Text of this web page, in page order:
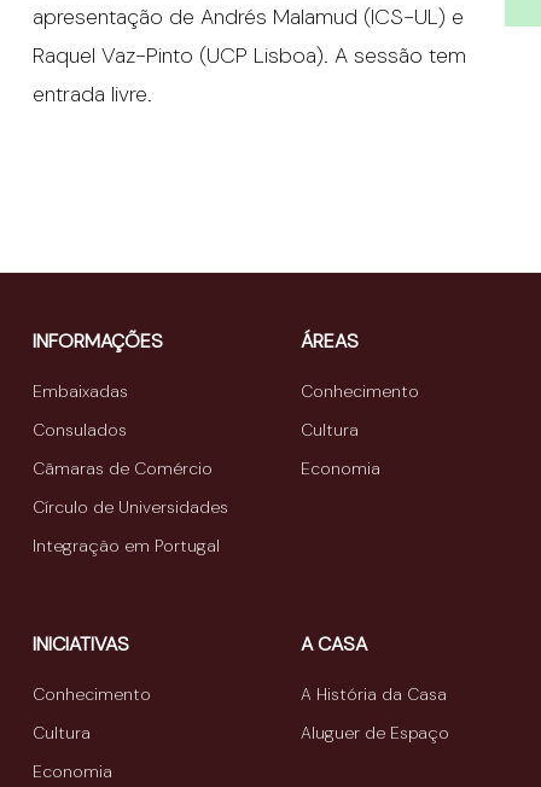
apresentação de Andrés Malamud (ICS-UL) e
Raquel Vaz-Pinto (UCP Lisboa). A sessão tem
entrada livre.
INFORMAÇÕES
Embaixadas
Consulados
Câmaras de Comércio
Círculo de Universidades
Integração em Portugal
ÁREAS
Conhecimento
Cultura
Economia
INICIATIVAS
Conhecimento
Cultura
Economia
A CASA
A História da Casa
Aluguer de Espaço